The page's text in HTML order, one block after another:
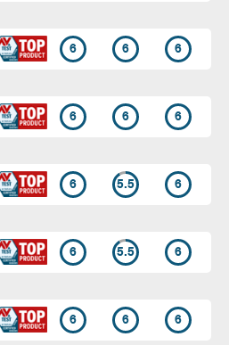
6 6 6
6 6 6
6 5.5 6
6 5.5 6
6 6 6